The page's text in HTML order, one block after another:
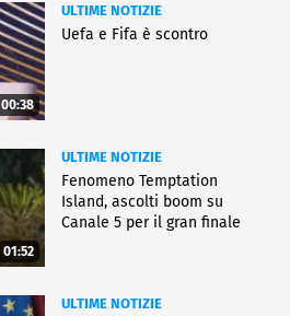
00:38
ULTIME NOTIZIE
Uefa e Fifa è scontro
01:52
ULTIME NOTIZIE
Fenomeno Temptation
Island, ascolti boom su
Canale 5 per il gran finale
ULTIME NOTIZIE